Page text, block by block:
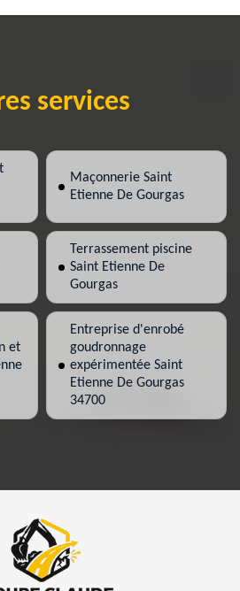
services
Maçonnerie Saint
Etienne De Gourgas
Terrassement piscine
Saint Etienne De
Gourgas
et
Entreprise d'enrobé
goudronnage
expérimentée Saint
Etienne De Gourgas
34700